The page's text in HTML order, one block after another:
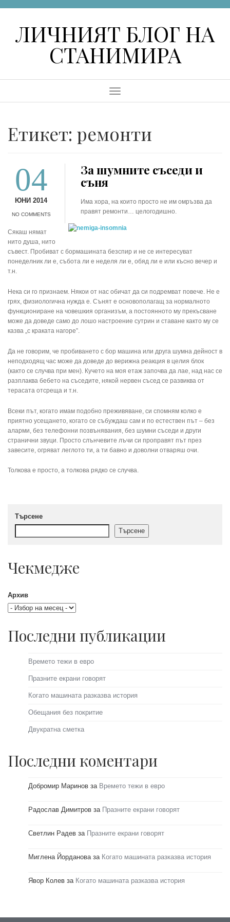
ЛИЧНИЯТ БЛОГ НА
СТАНИМИРА
Menu
Етикет: ремонти
04
ЮНИ 2014
NO COMMENTS
За шумните съседи и
съня
Има хора, на които просто не им омръзва да
правят ремонти… целогодишно.
Сякаш нямат
нито душа, нито
съвест. Пробиват с бормашината безспир и не се интересуват
понеделник ли е, събота ли е неделя ли е, обяд ли е или късно вечер и
т.н.
Нека си го признаем. Някои от нас обичат да си подремват повече. Не е
грях, физиологична нужда е. Сънят е основополагащ за нормалното
функциониране на човешкия организъм, а постоянното му прекъсване
може да доведе само до лошо настроение сутрин и ставане както му се
казва „с краката нагоре”.
Да не говорим, че пробиването с бор машина или друга шумна дейност в
неподходящ час може да доведе до верижна реакция в целия блок
(както се случва при мен). Кучето на моя етаж започва да лае, над нас се
разплаква бебето на съседите, някой нервен съсед се развиква от
терасата отсреща и т.н.
Всеки път, когато имам подобно преживяване, си спомням колко е
приятно усещането, когато се събуждаш сам и по естествен път – без
аларми, без телефонни позвънявания, без шумни съседи и други
странични звуци. Просто слънчевите лъчи си проправят път през
завесите, огряват леглото ти, а ти бавно и доволни отваряш очи.
Толкова е просто, а толкова рядко се случва.
Търсене
Търсене
Чекмедже
Архив
Последни публикации
Времето тежи в евро
Празните екрани говорят
Когато машината разказва история
Обещания без покритие
Двукратна сметка
Последни коментари
Добромир Маринов за Времето тежи в евро
Радослав Димитров за Празните екрани говорят
Светлин Радев за Празните екрани говорят
Миглена Йордановаза Когато машината разказва история
Явор Колев за Когато машината разказва история